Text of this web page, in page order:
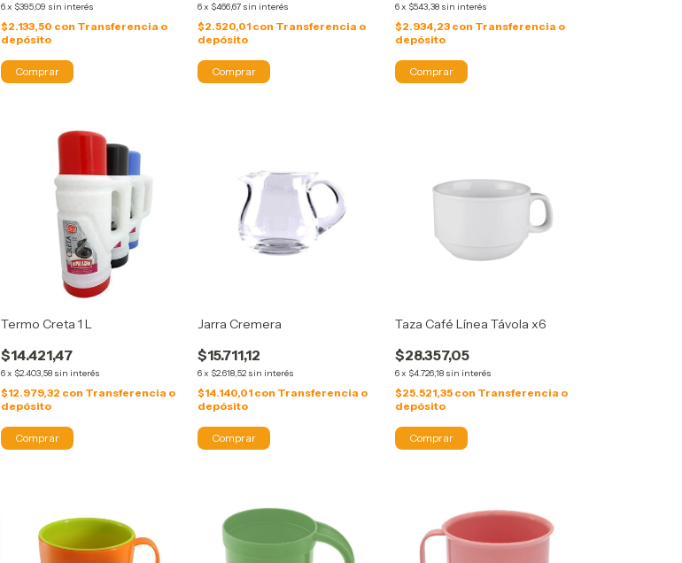
6x $395,09 sin interés
$2.133,50 con Transferencia o
depósito
6x $466,67 sin interés
$2.520,01 con Transferencia o
depósito
6x $543,38 sin interés
$2.934,23 con Transferencia o
depósito
Termo Creta 1 L
$14.421,47
6x $2.403,58 sin interés
$12.979,32 con Transferencia o
depósito
Jarra Cremera
$15.711,12
6x $2.618,52 sin interés
$14.140,01 con Transferencia o
depósito
Taza Café Línea Távola x6
$28.357,05
6x $4.726,18 sin interés
$25.521,35 con Transferencia o
depósito